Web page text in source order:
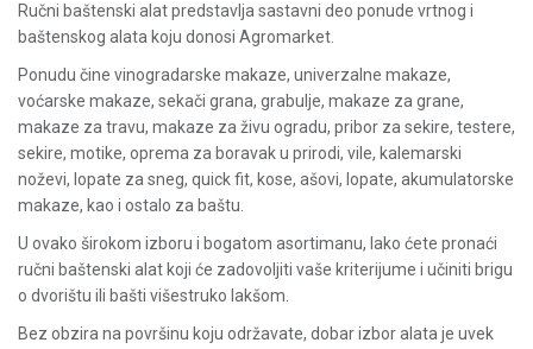
Ručni baštenski alatpredstavlja sastavni deo ponude vrtnog i
baštenskog alata koju donosi Agromarket.
Ponudu čine vinogradarske makaze, univerzalne makaze,
voćarske makaze, sekači grana, grabulje, makaze za grane,
makaze za travu, makaze za živu ogradu, pribor za sekire, testere,
sekire, motike, oprema za boravak u prirodi, vile, kalemarski
noževi, lopate za sneg, quick fit, kose, ašovi, lopate, akumulatorske
makaze, kao i ostalo za baštu
U ovako širokom izboru i bogatom asortimanu, lako ćete pronaći
ručni baštenski alat koji će zadovoljiti vaše kriterijume i učiniti brigu
o dvorištu ili bašti višestruko lakšom.
Bez obzira na površinu koju održavate, dobar izbor alata je uvek